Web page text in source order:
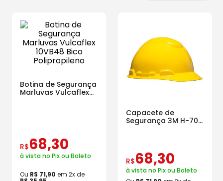
Botina de Segurança
Marluvas Vulcaflex
R$68,30
à vista no Pix ou Boleto
Ou R$ 71,90 em 2x de
Capacete de
Segurança 3M H-700
com aba frontal e
R$68,30
à vista no Pix ou Boleto